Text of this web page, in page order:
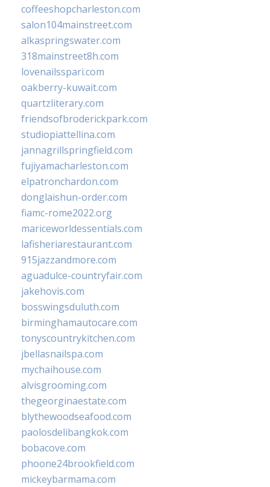
coffeeshopcharleston.com
salon104mainstreet.com
alkaspringswater.com
318mainstreet8h.com
lovenailsspari.com
oakberry-kuwait.com
quartzliterary.com
friendsofbroderickpark.com
studiopiattellina.com
jannagrillspringfield.com
fujiyamacharleston.com
elpatronchardon.com
donglaishun-order.com
fiamc-rome2022.org
mariceworldessentials.com
lafisheriarestaurant.com
915jazzandmore.com
aguadulce-countryfair.com
jakehovis.com
bosswingsduluth.com
birminghamautocare.com
tonyscountrykitchen.com
jbellasnailspa.com
mychaihouse.com
alvisgrooming.com
thegeorginaestate.com
blythewoodseafood.com
paolosdelibangkok.com
bobacove.com
phoone24brookfield.com
mickeybarmama.com